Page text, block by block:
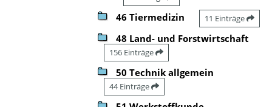
46 Tiermedizin 11 Einträge
48 Land- und Forstwirtschaft
156 Einträge
50 Technik allgemein
44 Einträge